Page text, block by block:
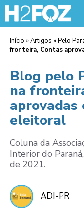
Início »Artigos »Pelo
fronteira, Contas
Blog pelo
na
aprovadas
eleitoral
Coluna da
Interior do
de 2021.
ADI-PR